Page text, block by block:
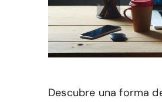
Descubre una forma